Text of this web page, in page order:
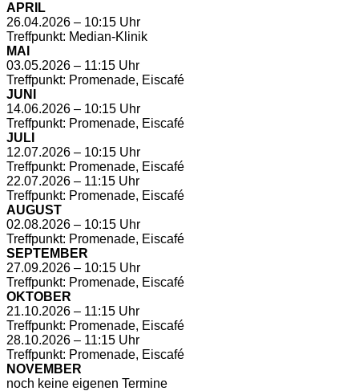
APRIL
26.04.2026 – 10:15 Uhr
Treffpunkt: Median-Klinik
MAI
03.05.2026 – 11:15 Uhr
Treffpunkt: Promenade, Eiscafé
JUNI
14.06.2026 – 10:15 Uhr
Treffpunkt: Promenade, Eiscafé
JULI
12.07.2026 – 10:15 Uhr
Treffpunkt: Promenade, Eiscafé
22.07.2026 – 11:15 Uhr
Treffpunkt: Promenade, Eiscafé
AUGUST
02.08.2026 – 10:15 Uhr
Treffpunkt: Promenade, Eiscafé
SEPTEMBER
27.09.2026 – 10:15 Uhr
Treffpunkt: Promenade, Eiscafé
OKTOBER
21.10.2026 – 11:15 Uhr
Treffpunkt: Promenade, Eiscafé
28.10.2026 – 11:15 Uhr
Treffpunkt: Promenade, Eiscafé
NOVEMBER
noch keine eigenen Termine